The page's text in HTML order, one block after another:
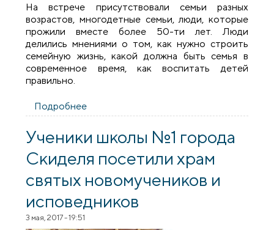
На встрече присутствовали семьи разных
возрастов, многодетные семьи, люди, которые
прожили вместе более 50-ти лет. Люди
делились мнениями о том, как нужно строить
семейную жизнь, какой должна быть семья в
современное время, как воспитать детей
правильно.
Подробнее
мероприятии, посвященном
Международному дню семьи в городе
Скиделе
Ученики школы №1 города
Скиделя посетили храм
святых новомучеников и
исповедников
3 мая, 2017 - 19:51